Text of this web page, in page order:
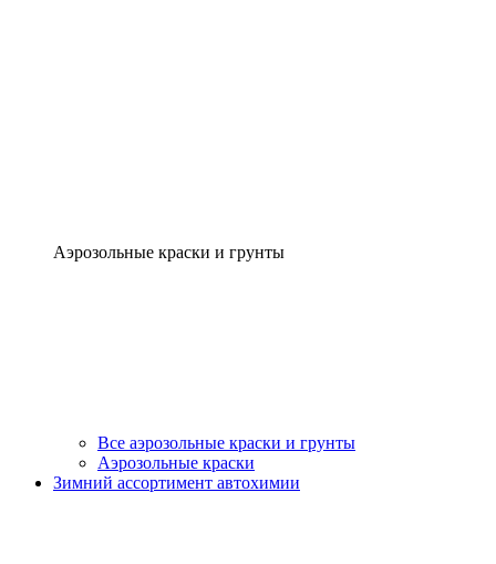
Аэрозольные краски и грунты
Все аэрозольные краски и грунты
Аэрозольные краски
Зимний ассортимент автохимии